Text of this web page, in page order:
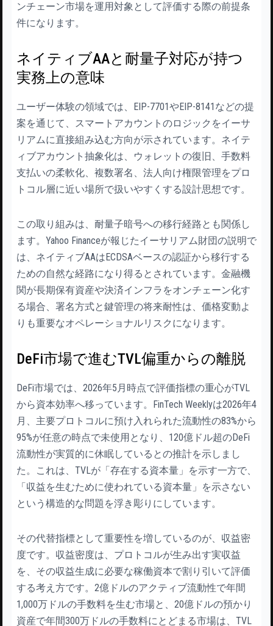
ンチェーン市場を運用対象として評価する際の前提条
件になります。
ネイティブAAと耐量子対応が持つ
実務上の意味
ユーザー体験の領域では、EIP-7701やEIP-8141などの提
案を通じて、スマートアカウントのロジックをイーサ
リアムに直接組み込む方向が示されています。ネイテ
ィブアカウント抽象化は、ウォレットの復旧、手数料
支払いの柔軟化、複数署名、法人向け権限管理をプロ
トコル層に近い場所で扱いやすくする設計思想です。
この取り組みは、耐量子暗号への移行経路とも関係し
ます。Yahoo Financeが報じたイーサリアム財団の説明で
は、ネイティブAAはECDSAベースの認証から移行する
ための自然な経路になり得るとされています。金融機
関が長期保有資産や決済インフラをオンチェーン化す
る場合、署名方式と鍵管理の将来耐性は、価格変動よ
りも重要なオペレーショナルリスクになります。
DeFi市場で進むTVL偏重からの離脱
DeFi市場では、2026年5月時点で評価指標の重心がTVL
から資本効率へ移っています。FinTech Weeklyは2026年4
月、主要プロトコルに預け入れられた流動性の83%から
95%が任意の時点で未使用となり、120億ドル超のDeFi
流動性が実質的に休眠しているとの推計を示しまし
た。これは、TVLが「存在する資本量」を示す一方で、
「収益を生むために使われている資本量」を示さない
という構造的な問題を浮き彫りにしています。
その代替指標として重要性を増しているのが、収益密
度です。収益密度は、プロトコルが生み出す実収益
を、その収益生成に必要な稼働資本で割り引いて評価
する考え方です。2億ドルのアクティブ流動性で年間
1,000万ドルの手数料を生む市場と、20億ドルの預かり
資産で年間300万ドルの手数料にとどまる市場は、TVL